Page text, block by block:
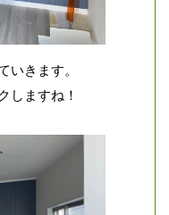
いきます。
しますね！